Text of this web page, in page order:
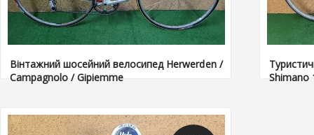
Вінтажний шосейний велосипед Herwerden /
Campagnolo / Gipiemme
Shimano